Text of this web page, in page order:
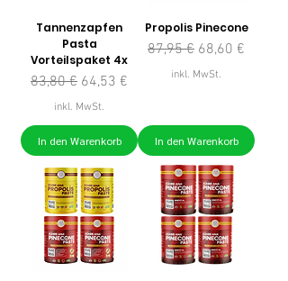
Tannenzapfen
Pasta
Vorteilspaket 4x
Standardpreis
83,80 € Sale-Preis
64,53 €
inkl. MwSt.
In den Warenkorb
Propolis Pinecone
Standardpreis
87,95 € Sale-Preis
68,60 €
inkl. MwSt.
In den Warenkorb